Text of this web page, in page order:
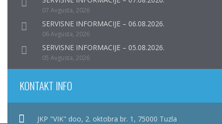
07 Avgusta, 2026
SERVISNE INFORMACIJE – 06.08.2026.
06 Avgusta, 2026
SERVISNE INFORMACIJE – 05.08.2026.
05 Avgusta, 2026
KONTAKT INFO
JKP "VIK" doo, 2. oktobra br. 1, 75000 Tuzla